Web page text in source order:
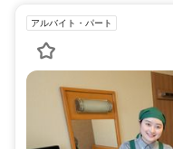
アルバイト・パート